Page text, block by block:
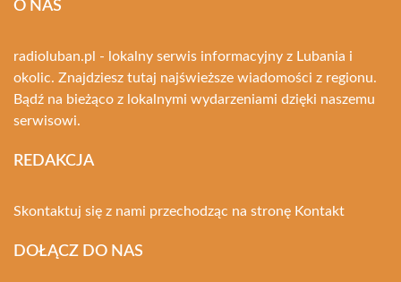
O NAS
radioluban.pl - lokalny serwis informacyjny z Lubania i
okolic. Znajdziesz tutaj najświeższe wiadomości z regionu.
Bądź na bieżąco z lokalnymi wydarzeniami dzięki naszemu
serwisowi.
REDAKCJA
Skontaktuj się z nami przechodząc na stronę Kontakt
DOŁĄCZ DO NAS